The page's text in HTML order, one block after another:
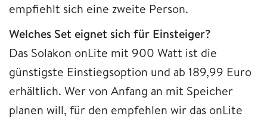
empfiehlt sich eine zweite Person.
Welches Set eignet sich für Einsteiger?
Das Solakon onLite mit 900 Watt ist die
günstigste Einstiegsoption und ab 189,99 Euro
erhältlich. Wer von Anfang an mit Speicher
planen will, für den empfehlen wir das onLite